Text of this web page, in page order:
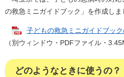
の救急ミニガイドブック」を作成し
子どもの救急ミニガイドブッ
（別ウィンドウ・PDFファイル・
どのようなときに使うの？